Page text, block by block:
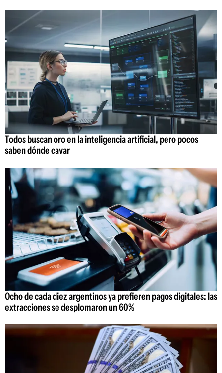
Todos buscan oro en la inteligencia artificial, pero pocos
saben dónde cavar
Ocho de cada diez argentinos ya prefieren pagos digitales: las
extracciones se desplomaron un 60%